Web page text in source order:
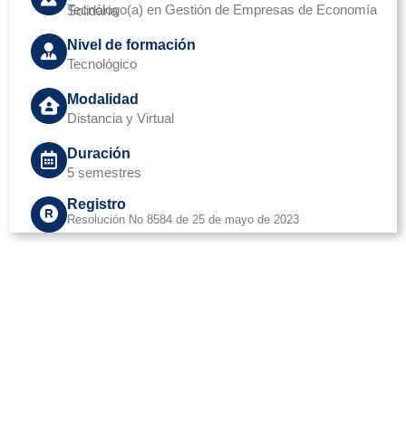
Tecnólogo(a) en Gestión de Empresas de Economía Solidaria
Nivel de formación
Tecnológico
Modalidad
Distancia y Virtual
Duración
5 semestres
Registro
Resolución No 8584 de 25 de mayo de 2023